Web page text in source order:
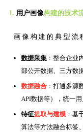
1. 用户画像构建的技术
画像构建的典型流
数据采集 ：整合企业
部公开数据、三方数
数据融合 ：打通多源
API数据等），统一
特征提取与建模 ：基
算法等方法融合标签